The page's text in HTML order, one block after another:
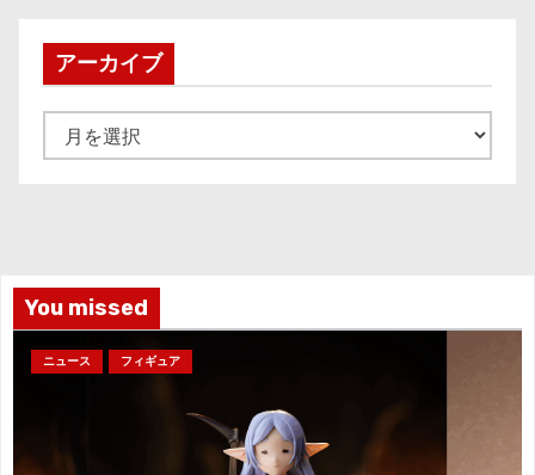
アーカイブ
ー
You missed
ニュース フィギュア